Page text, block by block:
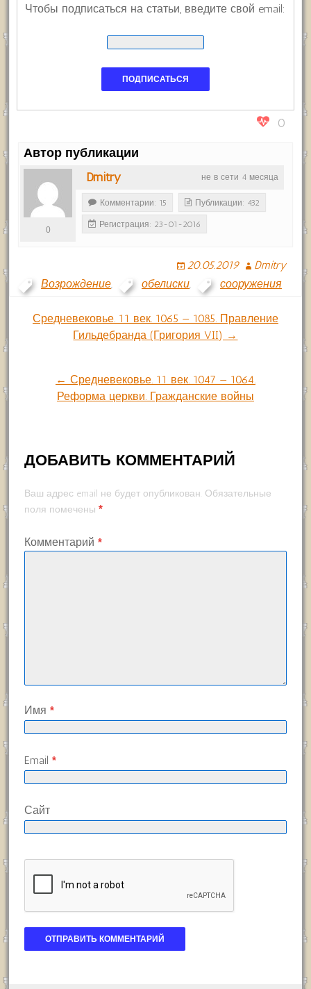
Чтобы подписаться на статьи, введите свой email:
0
Автор публикации
не в сети 4 месяца
Dmitry
0
Комментарии: 15 Публикации: 432
Регистрация: 23-01-2016
20.05.2019
Dmitry
Возрождение, обелиски, сооружения
Навигация
записям
Средневековье. 11 век. 1065 — 1085. Правление
Гильдебранда (Григория VII) →
← Средневековье. 11 век. 1047 — 1064.
Реформа церкви. Гражданские войны
ДОБАВИТЬ КОММЕНТАРИЙ
Ваш адрес email не будет опубликован. Обязательные
поля помечены *
Комментарий *
Имя *
Email *
Сайт